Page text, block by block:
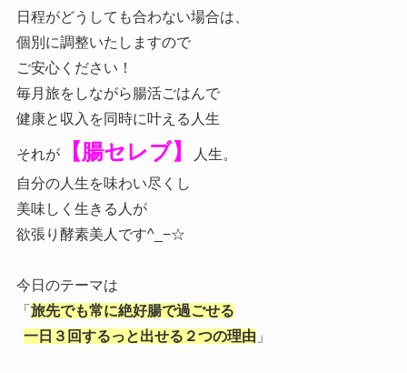
日程がどうしても合わない場合は、
個別に調整いたしますので
ご安心ください！
毎月旅をしながら腸活ごはんで
健康と収入を同時に叶える人生
それが【腸セレブ】
人生。
自分の人生を味わい尽くし
美味しく生きる人が
欲張り酵素美人です^_−☆
今日のテーマは
「 旅先でも常に絶好腸で過ごせる
一日３回するっと出せる２つの理由 」